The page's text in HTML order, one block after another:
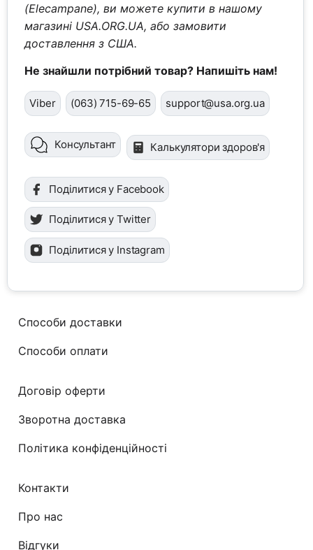
(Elecampane), ви можете купити в нашому
магазині USA.ORG.UA, або замовити
доставлення з США.
Не знайшли потрібний товар? Напишіть нам!
Viber (063) 715-69-65 support@usa.org.ua
Консультант Калькулятори здоров'я
Поділитися у Facebook
Поділитися у Twitter
Поділитися у Instagram
Способи доставки
Способи оплати
Договір оферти
Зворотна доставка
Політика конфіденційності
Контакти
Про нас
Відгуки